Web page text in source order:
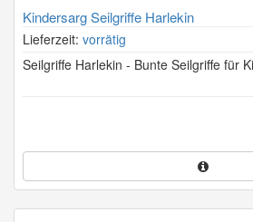
Kindersarg Seilgriffe Harlekin
Lieferzeit: vorrätig
Seilgriffe Harlekin - Bunte Seilgriffe für